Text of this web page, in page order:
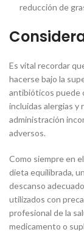
reducción de
Es vital recordar
hacerse bajo la
antibióticos puede
incluidas alergias y
administración
adversos.
Como siempre en
dieta equilibrada,
descanso
utilizados con
profesional de la
medicamento o